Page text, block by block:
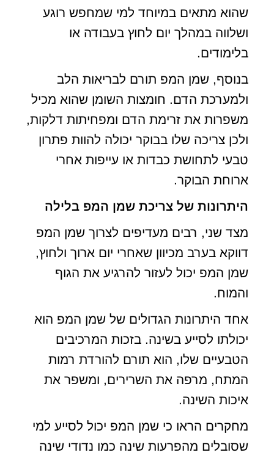
שהוא מתאים במיוחד למי שמחפש רוגע
ושלווה במהלך יום לחוץ בעבודה או
בלימודים.
בנוסף, שמן המפ תורם לבריאות הלב
ולמערכת הדם. חומצות השומן שהוא מכיל
משפרות את זרימת הדם ומפחיתות דלקות,
ולכן צריכה שלו בבוקר יכולה להוות פתרון
טבעי לתחושת כבדות או עייפות אחרי
ארוחת הבוקר.
היתרונות של צריכת שמן המפ בלילה
מצד שני, רבים מעדיפים לצרוך שמן המפ
דווקא בערב מכיוון שאחרי יום ארוך ולחוץ,
שמן המפ יכול לעזור להרגיע את הגוף
והמוח.
אחד היתרונות הגדולים של שמן המפ הוא
יכולתו לסייע בשינה. בזכות המרכיבים
הטבעיים שלו, הוא תורם להורדת רמות
המתח, מרפה את השרירים, ומשפר את
איכות השינה.
מחקרים הראו כי שמן המפ יכול לסייע למי
שסובלים מהפרעות שינה כמו נדודי שינה